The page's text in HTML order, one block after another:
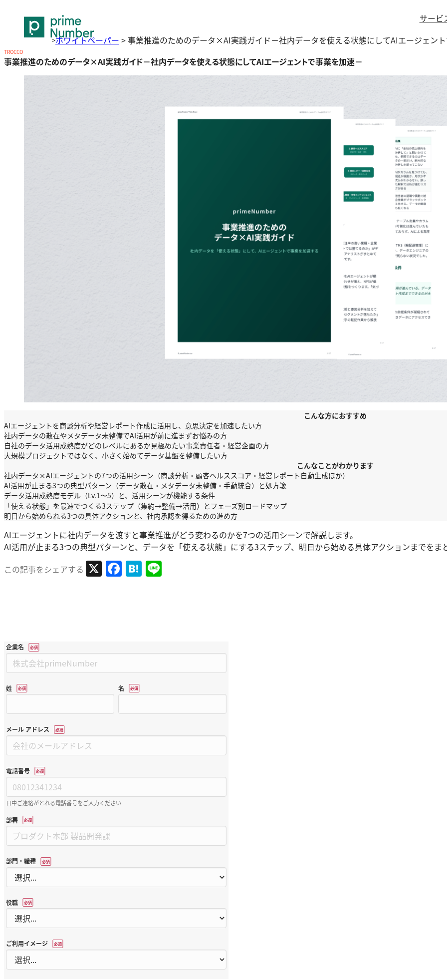
サービ
>ホワイトペーパー >事業推進のためのデータ×AI実践ガイド－社内データを使える状態にしてAIエージェン
TROCCO
事業推進のためのデータ×AI実践ガイド－社内データを使える状態にしてAIエージェントで事業を加速－
こんな方におすすめ
AIエージェントを商談分析や経営レポート作成に活用し、意思決定を加速したい方
社内データの散在やメタデータ未整備でAI活用が前に進まずお悩みの方
自社のデータ活用成熟度がどのレベルにあるか見極めたい事業責任者・経営企画の方
大規模プロジェクトではなく、小さく始めてデータ基盤を整備したい方
こんなことがわかります
社内データ×AIエージェントの7つの活用シーン（商談分析・顧客ヘルススコア・経営レポート自動生成ほか）
AI活用が止まる3つの典型パターン（データ散在・メタデータ未整備・手動統合）と処方箋
データ活用成熟度モデル（Lv.1〜5）と、活用シーンが機能する条件
「使える状態」を最速でつくる3ステップ（集約→整備→活用）とフェーズ別ロードマップ
明日から始められる3つの具体アクションと、社内承認を得るための進め方
AIエージェントに社内データを渡すと事業推進がどう変わるのかを7つの活用シーンで解説します。
AI活用が止まる3つの典型パターンと、データを「使える状態」にする3ステップ、明日から始める具体アクションまでをま
この記事をシェアする
X Facebook
Hatena
企業名
姓 名
メール アドレス
電話番号
日中ご連絡がとれる電話番号をご入力ください
部署
部門・職種
役職
ご利用イメージ